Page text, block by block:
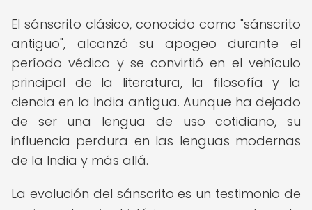
El sánscrito clásico, conocido como "sánscrito
antiguo", alcanzó su apogeo durante el
período védico y se convirtió en el vehículo
principal de la literatura, la filosofía y la
ciencia en la India antigua. Aunque ha dejado
de ser una lengua de uso cotidiano, su
influencia perdura en las lenguas modernas
de la India y más allá.
La evolución del sánscrito es un testimonio de